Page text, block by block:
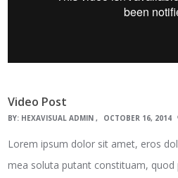
Video Post
BY: HEXAVISUAL ADMIN OCTOBER 16, 2014
Lorem ipsum dolor sit amet, eros
mea soluta putant constituam,